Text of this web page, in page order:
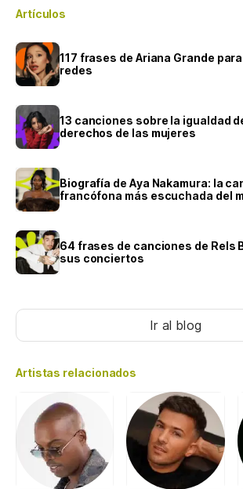
Artículos
117 frases de Ariana Grande
redes
13 canciones sobre la igualdad
derechos de las mujeres
Biografía de Aya Nakamura: la
francófona más escuchada del
64 frases de canciones de Rels
sus conciertos
Ir al blog
Artistas relacionados